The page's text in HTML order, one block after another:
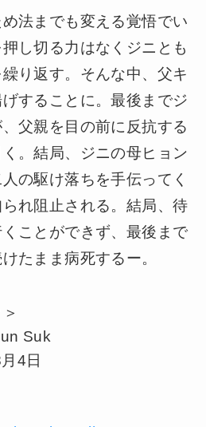
法までも変える覚悟でい
し切る力はなくジニとも
り返す。そんな中、父キ
することに。最後までジ
父親を目の前に反抗する
。結局、ジニの母ヒョン
の駆け落ちを手伝ってく
れ阻止される。結局、待
ことができず、最後まで
たまま病死するー。
Suk
4日